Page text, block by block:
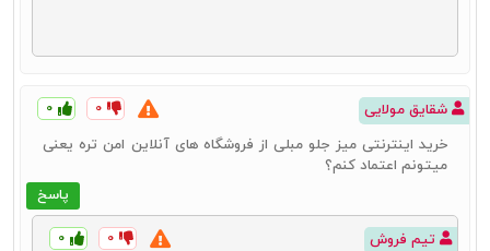
شقایق مولایی ۰ ۰
پاسخ
خرید اینترنتی میز جلو مبلی از فروشگاه های آنلاین امن تره یعنی
میتونم اعتماد کنم؟
تیم فروش ۰ ۰